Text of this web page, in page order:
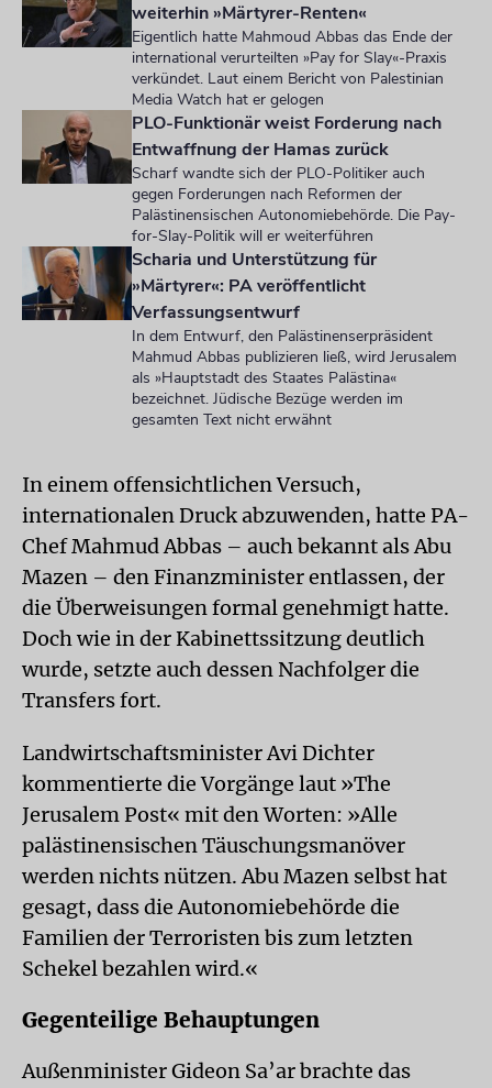
weiterhin »Märtyrer-Renten«
Eigentlich hatte Mahmoud Abbas das Ende der
international verurteilten »Pay for Slay«-Praxis
verkündet. Laut einem Bericht von Palestinian
Media Watch hat er gelogen
PLO-Funktionär weist Forderung nach
Entwaffnung der Hamas zurück
Scharf wandte sich der PLO-Politiker auch
gegen Forderungen nach Reformen der
Palästinensischen Autonomiebehörde. Die Pay-
for-Slay-Politik will er weiterführen
Scharia und Unterstützung für
»Märtyrer«: PA veröffentlicht
Verfassungsentwurf
In dem Entwurf, den Palästinenserpräsident
Mahmud Abbas publizieren ließ, wird Jerusalem
als »Hauptstadt des Staates Palästina«
bezeichnet. Jüdische Bezüge werden im
gesamten Text nicht erwähnt
In einem offensichtlichen Versuch,
internationalen Druck abzuwenden, hatte PA-
Chef Mahmud Abbas – auch bekannt als Abu
Mazen – den Finanzminister entlassen, der
die Überweisungen formal genehmigt hatte.
Doch wie in der Kabinettssitzung deutlich
wurde, setzte auch dessen Nachfolger die
Transfers fort.
Landwirtschaftsminister Avi Dichter
kommentierte die Vorgänge laut »The
Jerusalem Post« mit den Worten: »Alle
palästinensischen Täuschungsmanöver
werden nichts nützen. Abu Mazen selbst hat
gesagt, dass die Autonomiebehörde die
Familien der Terroristen bis zum letzten
Schekel bezahlen wird.«
Gegenteilige Behauptungen
Außenminister Gideon Sa’ar brachte das